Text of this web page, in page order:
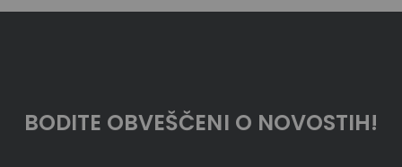
BODITE OBVEŠČENI O NOVOSTIH!